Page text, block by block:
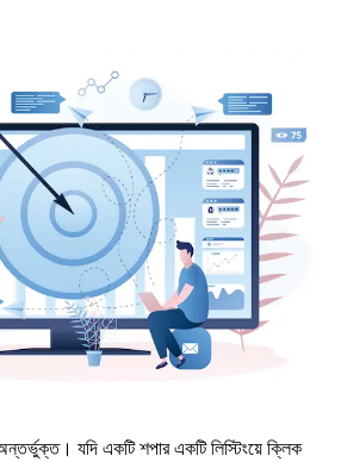
অন্তর্ভুক্ত। যদি একটি শপার একটি লিস্টিংয়ে ক্লিক